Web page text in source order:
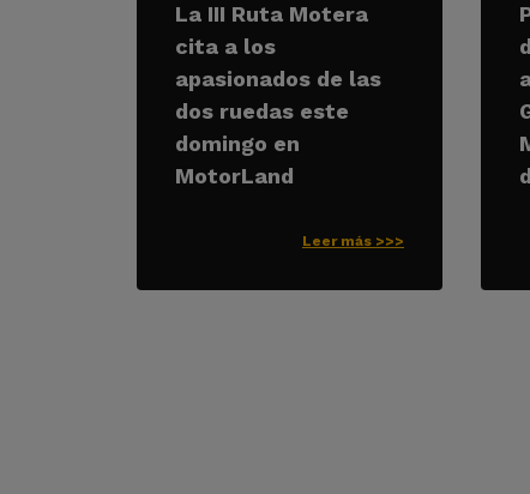
La III Ruta Motera
cita a los
apasionados de las
dos ruedas este
domingo en
MotorLand
Leer más >>>